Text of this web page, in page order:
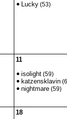
Lucky (53)
11
isolight (59)
katzensklavin
nightmare (59)
18